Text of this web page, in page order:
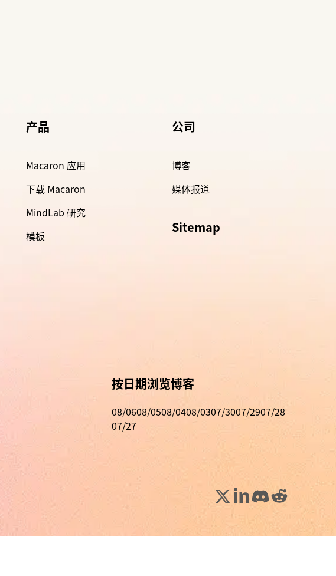
产品
Macaron 应用
下载 Macaron
MindLab 研究
模板
公司
博客
媒体报道
Sitemap
按日期浏览博客
08/0608/0508/0408/0307/3007/2907/28
07/27